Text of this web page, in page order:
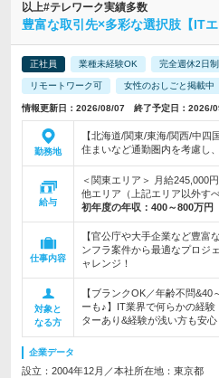
以上#テレワーク実績多数
豊富な取引先×多彩な選択肢【IT
正社員 業種未経験OK 完全週休2日制
リモートワーク可 女性のおしごと掲載中
情報更新日：2026/08/07 終了予定日：2026/
勤務地
【北海道/関東/東海/関西/中
住まいなど通勤圏内を考慮し
給与
＜関東エリア＞ 月給245,000
他エリア（上記エリア以外す
初年度の年収： 400～800万円
仕事内容
【官公庁や大手企業など豊富
ンフラ案件から最適なプロジ
ャレンジ！
対象と
なる方
【ブランクOK／年齢不問
ーも♪】IT業界で何らかの経
ターあり&経験が浅い方も安心
企業データ
設立：2004年12月／本社所在地：東京都